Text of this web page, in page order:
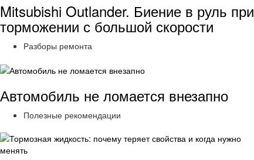
Mitsubishi Outlander. Биение в руль при
торможении с большой скорости
Разборы ремонта
Автомобиль не ломается внезапно
Полезные рекомендации